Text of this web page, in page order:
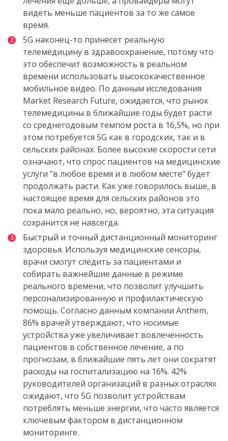
видеть меньше пациентов за то же самое
время.
5G наконец-то принесет реальную
телемедицину в здравоохранение, потому что
это обеспечит возможность в реальном
времени использовать высококачественное
мобильное видео. По данным исследования
Market Research Future, ожидается, что рынок
телемедицины в ближайшие годы будет расти
со среднегодовым темпом роста в 16,5%, но при
этом потребуется 5G как в городских, так и в
сельских районах. Более высокие скорости сети
означают, что спрос пациентов на медицинские
услуги "в любое время и в любом месте" будет
продолжать расти. Как уже говорилось выше, в
настоящее время для сельских районов это
пока мало реально, но, вероятно, эта ситуация
сохранится не навсегда.
Быстрый и точный дистанционный мониторинг
здоровья. Используя медицинские сенсоры,
врачи смогут следить за пациентами и
собирать важнейшие данные в режиме
реального времени, что позволит улучшить
персонализированную и профилактическую
помощь. Согласно данным компании Anthem,
86% врачей утверждают, что носимые
устройства уже увеличивает вовлеченность
пациентов в собственное лечение, а по
прогнозам, в ближайшие пять лет они сократят
расходы на госпитализацию на 16%. 42%
руководителей организаций в разных отраслях
ожидают, что 5G позволит устройствам
потреблять меньше энергии, что часто является
ключевым фактором в дистанционном
мониторинге.